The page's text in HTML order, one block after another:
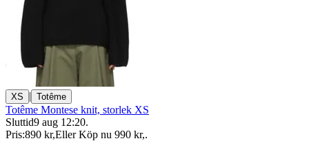
XS | Totême
Totême Montese knit, storlek XS
Sluttid9 aug 12:20.
Pris:890 kr,Eller Köp nu 990 kr,.